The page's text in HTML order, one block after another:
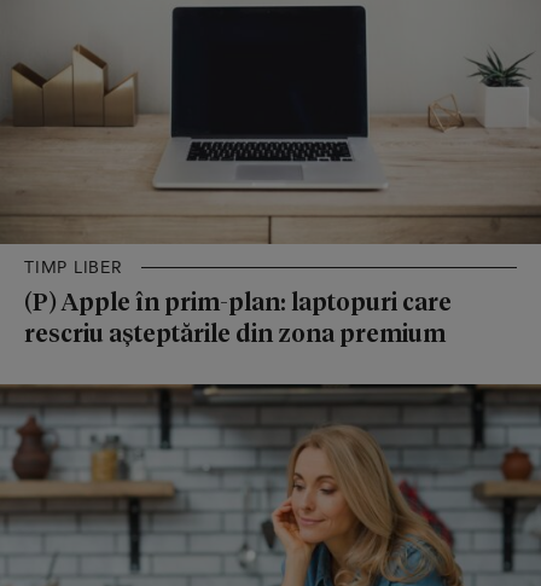
TIMP LIBER
(P) Apple în prim-plan: laptopuri care
rescriu așteptările din zona premium